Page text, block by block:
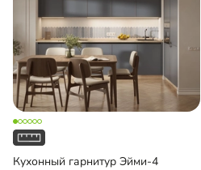
Кухонный гарнитур Эйми-4